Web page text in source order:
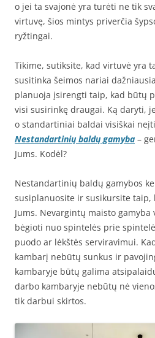
o jei ta svajonė yra turėti ne tik
virtuvę, šios mintys priverčia
ryžtingai.
Tikime, sutiksite, kad virtuvė yra
susitinka šeimos nariai
planuoja įsirengti taip, kad būtų
visi susirinkę draugai. Ką daryti,
o standartiniai baldai visiškai
Nestandartinių baldų gamyba –
Jums. Kodėl?
Nestandartinių baldų gamybos
susiplanuosite ir susikursite
Jums. Nevargintų maisto gamyba
bėgioti nuo spintelės prie
puodo ar lėkštės serviravimui.
kambarį nebūtų sunkus ir
kambaryje būtų galima
darbo kambaryje nebūtų nė
tik darbui skirtos.